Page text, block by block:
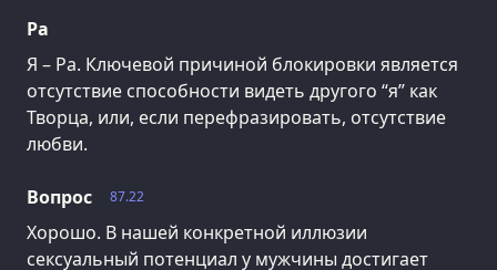
Ра
Я – Ра. Ключевой причиной блокировки является
отсутствие способности видеть другого “я” как
Творца, или, если перефразировать, отсутствие
любви.
87.22
Вопрос
Хорошо. В нашей конкретной иллюзии
сексуальный потенциал у мужчины достигает